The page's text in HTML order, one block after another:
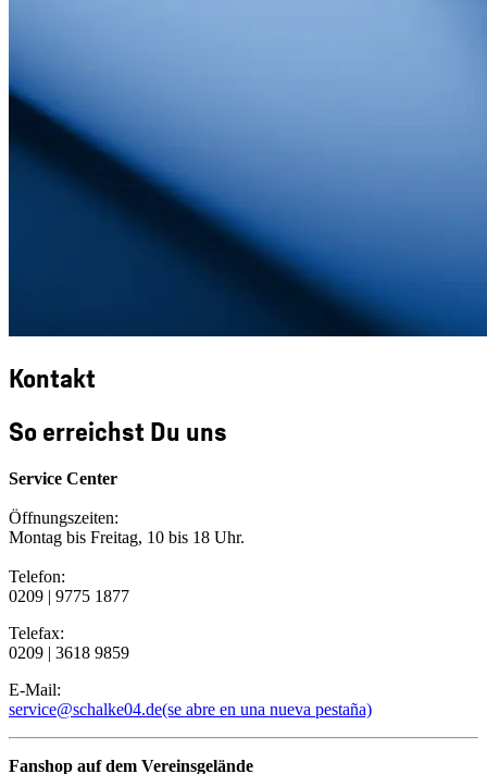
Kontakt
So erreichst Du uns
Service Center
Öffnungszeiten:
Montag bis Freitag, 10 bis 18 Uhr.
Telefon:
0209 | 9775 1877
Telefax:
0209 | 3618 9859
E-Mail:
service@schalke04.de(se abre en una nueva pestaña)
Fanshop auf dem Vereinsgelände